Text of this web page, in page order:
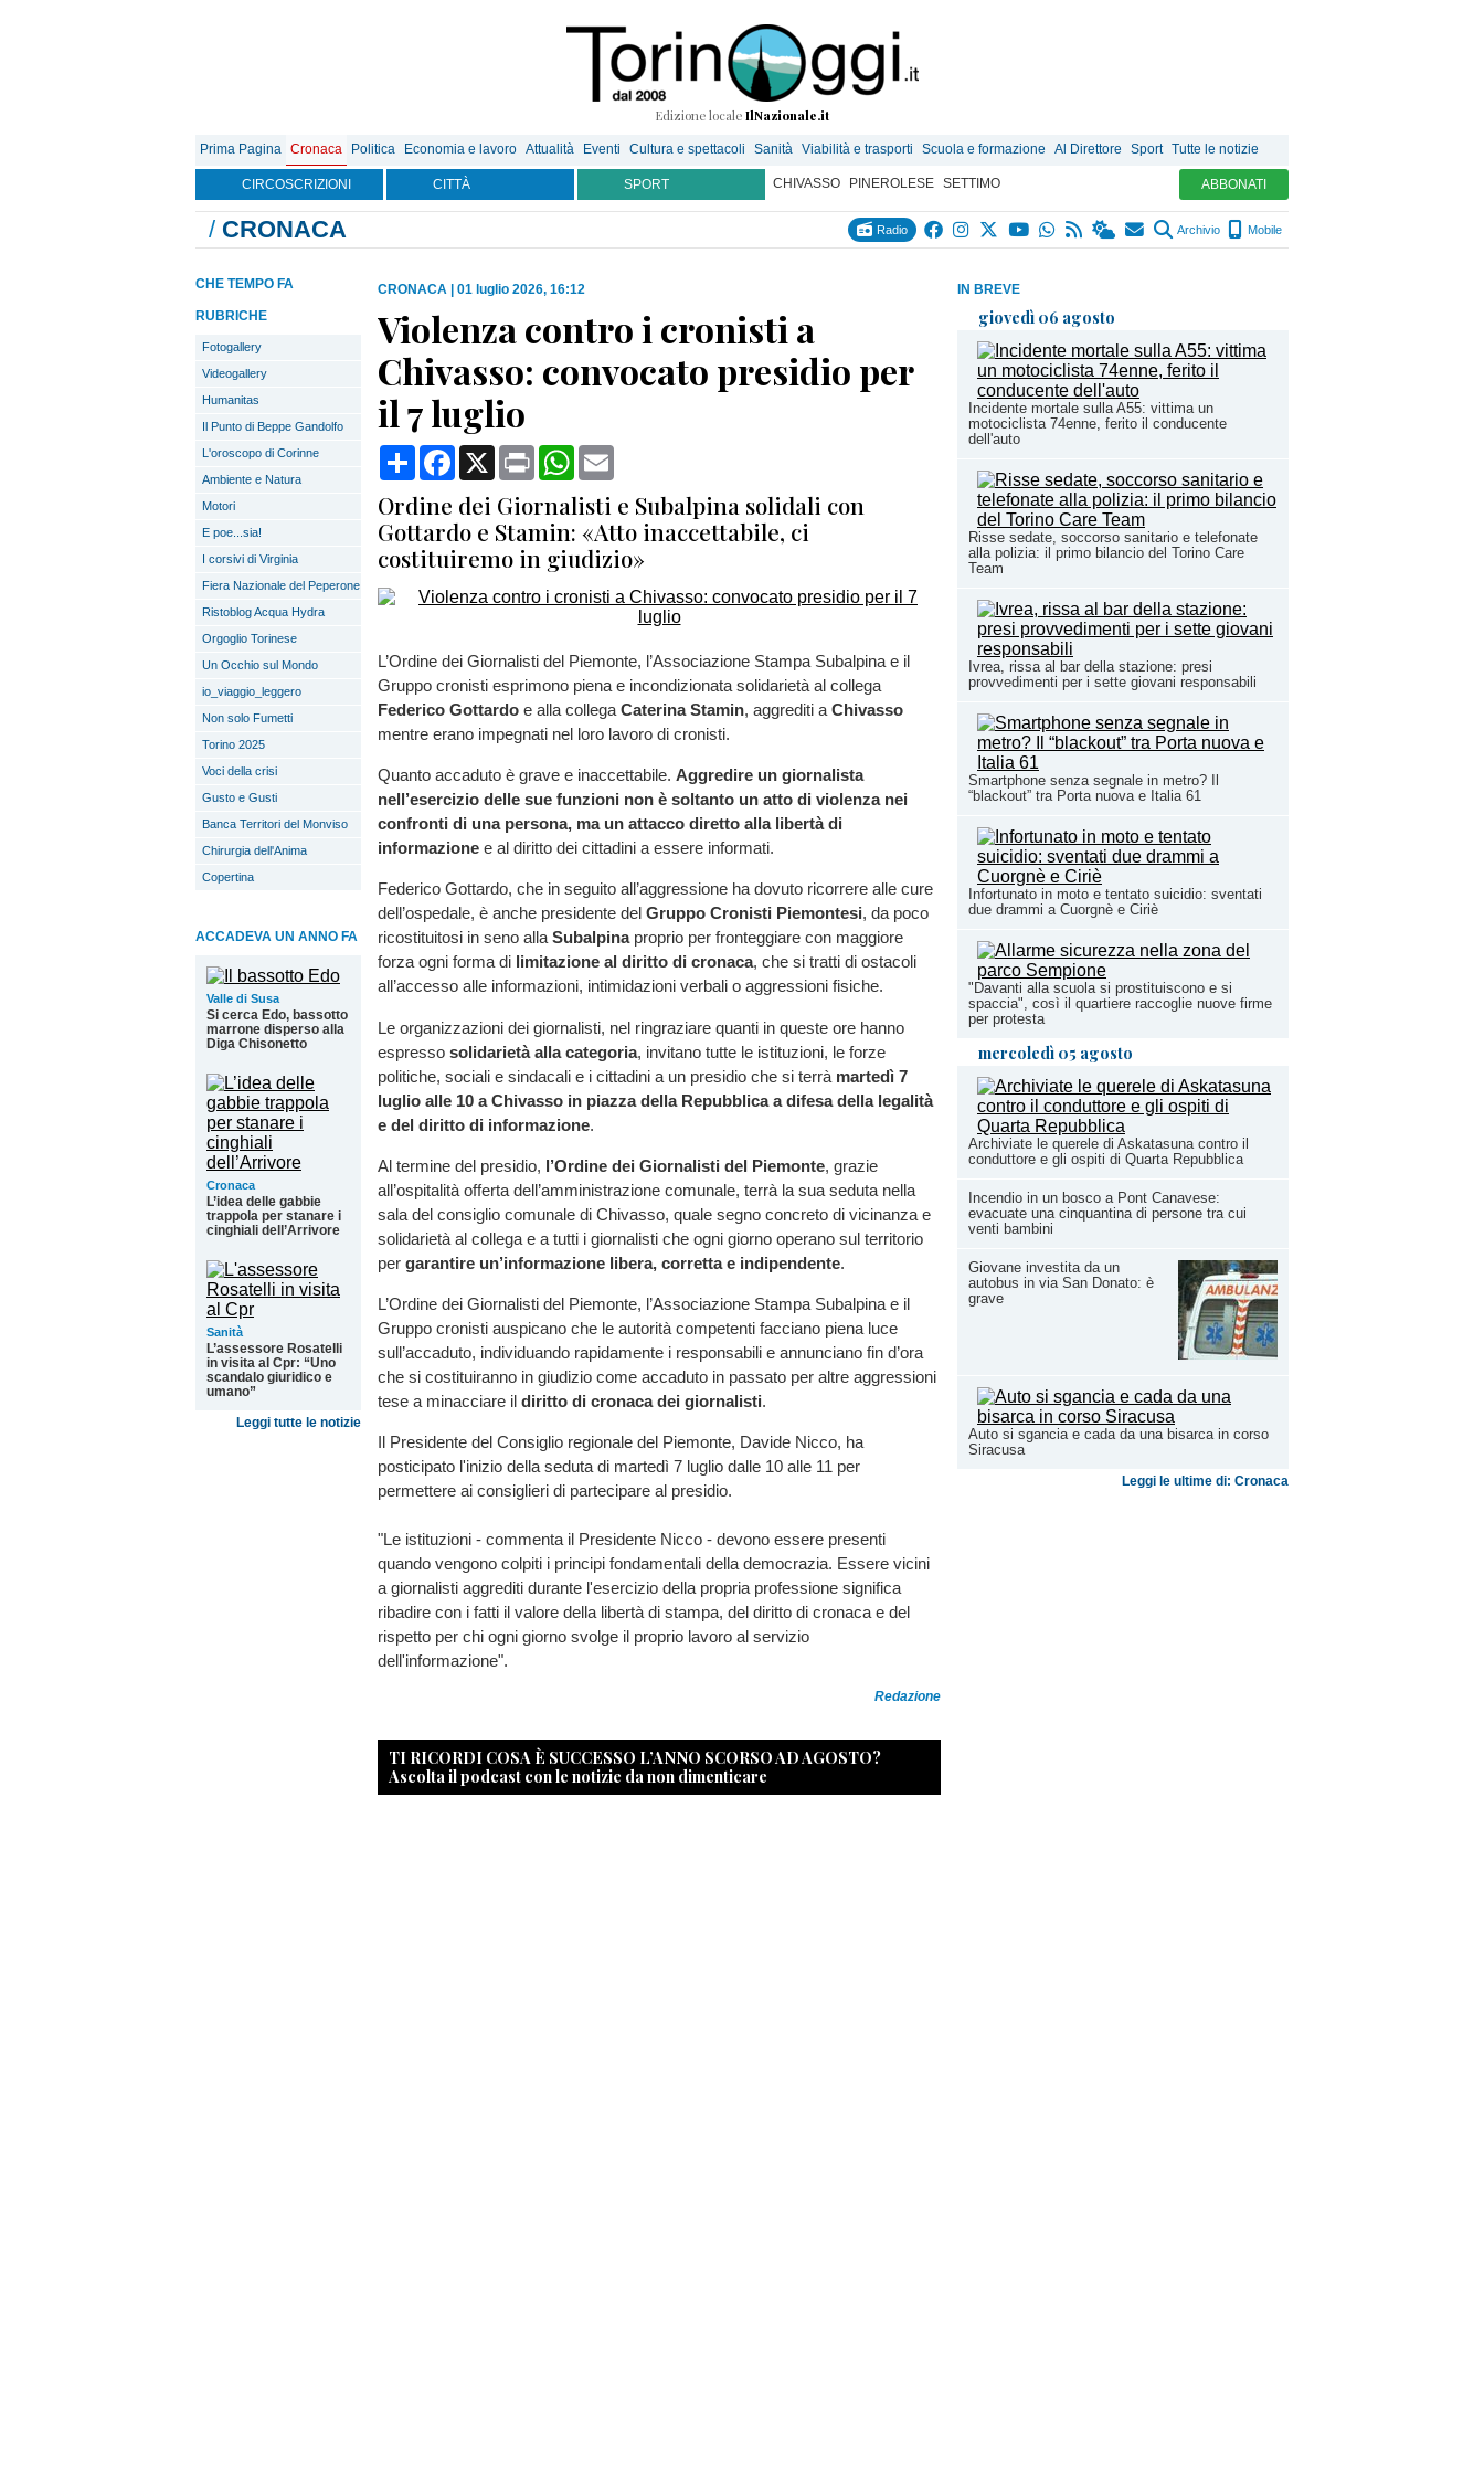
Edizione locale IlNazionale.it
Prima Pagina Cronaca Politica Economia e lavoro Attualità Eventi Cultura e spettacoli Sanità Viabilità e trasporti Scuola e formazione Al Direttore Sport Tutte le notizie
CIRCOSCRIZIONI CITTÀ SPORT CHIVASSO PINEROLESE SETTIMO ABBONATI
/ CRONACA Radio Archivio Mobile
IN BREVE
giovedì 06 agosto
Incidente mortale sulla A55: vittima un
motociclista 74enne, ferito il conducente
dell'auto
Risse sedate, soccorso sanitario e telefonate
alla polizia: il primo bilancio del Torino Care
Team
Ivrea, rissa al bar della stazione: presi
provvedimenti per i sette giovani responsabili
Smartphone senza segnale in metro? Il
“blackout” tra Porta nuova e Italia 61
Infortunato in moto e tentato suicidio: sventati
due drammi a Cuorgnè e Ciriè
"Davanti alla scuola si prostituiscono e si
spaccia", così il quartiere raccoglie nuove firme
per protesta
mercoledì 05 agosto
Archiviate le querele di Askatasuna contro il
conduttore e gli ospiti di Quarta Repubblica
Incendio in un bosco a Pont Canavese:
evacuate una cinquantina di persone tra cui
venti bambini
Giovane investita da un
autobus in via San Donato: è
grave
Auto si sgancia e cada da una bisarca in corso
Siracusa
Leggi le ultime di: Cronaca
CHE TEMPO FA
RUBRICHE
Fotogallery
Videogallery
Humanitas
Il Punto di Beppe Gandolfo
L'oroscopo di Corinne
Ambiente e Natura
Motori
E poe...sia!
I corsivi di Virginia
Fiera Nazionale del Peperone
Ristoblog Acqua Hydra
Orgoglio Torinese
Un Occhio sul Mondo
io_viaggio_leggero
Non solo Fumetti
Torino 2025
Voci della crisi
Gusto e Gusti
Banca Territori del Monviso
Chirurgia dell'Anima
Copertina
ACCADEVA UN ANNO FA
Valle di Susa
Si cerca Edo, bassotto
marrone disperso alla
Diga Chisonetto
Cronaca
L’idea delle gabbie
trappola per stanare i
cinghiali dell’Arrivore
Sanità
L’assessore Rosatelli
in visita al Cpr: “Uno
scandalo giuridico e
umano”
Leggi tutte le notizie
CRONACA 01 luglio 2026, 16:12
Violenza contro i cronisti a
Chivasso: convocato presidio per
il 7 luglio
CondividiFacebook
X Print WhatsApp
Ordine dei Giornalisti e Subalpina solidali con
Gottardo e Stamin: «Atto inaccettabile, ci
costituiremo in giudizio»
L’Ordine dei Giornalisti del Piemonte, l’Associazione Stampa Subalpina e il
Gruppo cronisti esprimono piena e incondizionata solidarietà al collega
Federico Gottardo e alla collega Caterina Stamin, aggrediti a Chivasso
mentre erano impegnati nel loro lavoro di cronisti.
Quanto accaduto è grave e inaccettabile. Aggredire un giornalista
nell’esercizio delle sue funzioni non è soltanto un atto di violenza nei
confronti di una persona, ma un attacco diretto alla libertà di
informazione e al diritto dei cittadini a essere informati.
Federico Gottardo, che in seguito all’aggressione ha dovuto ricorrere alle cure
dell’ospedale, è anche presidente del Gruppo Cronisti Piemontesi, da poco
ricostituitosi in seno alla Subalpinaproprio per fronteggiare con maggiore
forza ogni forma di limitazione al diritto di cronaca, che si tratti di ostacoli
all’accesso alle informazioni, intimidazioni verbali o aggressioni fisiche.
Le organizzazioni dei giornalisti, nel ringraziare quanti in queste ore hanno
espresso solidarietà alla categoria, invitano tutte le istituzioni, le forze
politiche, sociali e sindacali e i cittadini a un presidio che si terrà martedì 7
luglio alle 10 a Chivasso in piazza della Repubblica a difesa della legalità
e del diritto di informazione.
Al termine del presidio, l’Ordine dei Giornalisti del Piemonte, grazie
all’ospitalità offerta dell’amministrazione comunale, terrà la sua seduta nella
sala del consiglio comunale di Chivasso, quale segno concreto di vicinanza e
solidarietà al collega e a tutti i giornalisti che ogni giorno operano sul territorio
per garantire un’informazione libera, corretta e indipendente.
L’Ordine dei Giornalisti del Piemonte, l’Associazione Stampa Subalpina e il
Gruppo cronisti auspicano che le autorità competenti facciano piena luce
sull’accaduto, individuando rapidamente i responsabili e annunciano fin d’ora
che si costituiranno in giudizio come accaduto in passato per altre aggressioni
tese a minacciare il diritto di cronaca dei giornalisti.
Il Presidente del Consiglio regionale del Piemonte, Davide Nicco, ha
posticipato l'inizio della seduta di martedì 7 luglio dalle 10 alle 11 per
permettere ai consiglieri di partecipare al presidio.
"Le istituzioni - commenta il Presidente Nicco - devono essere presenti
quando vengono colpiti i principi fondamentali della democrazia. Essere vicini
a giornalisti aggrediti durante l'esercizio della propria professione significa
ribadire con i fatti il valore della libertà di stampa, del diritto di cronaca e del
rispetto per chi ogni giorno svolge il proprio lavoro al servizio
dell'informazione".
Redazione
TI RICORDI COSA È SUCCESSO L’ANNO SCORSO AD AGOSTO?
Ascolta il podcast con le notizie da non dimenticare